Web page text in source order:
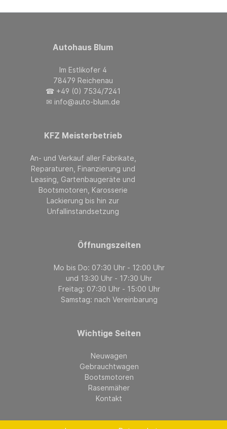
Autohaus Blum
Im Estlikofer 4
78479 Reichenau
☎ +49 (0) 7534/7241
✉ info@auto-blum.de
KFZ Meisterbetrieb
An- und Verkauf aller Fabrikate,
Reparaturen, Finanzierung und
Leasing, Gartenbaugeräte und
Bootsmotoren, Karosserie
Lackierung bis hin zur
Unfallinstandsetzung
Öffnungszeiten
Mo bis Do: 07:30 Uhr - 12:00 Uhr
und 13:30 Uhr - 17:30 Uhr
Freitag: 07:30 Uhr - 15:00 Uhr
Samstag: nach Vereinbarung
Wichtige Seiten
Neuwagen
Gebrauchtwagen
Bootsmotoren
Rasenmäher
Kontakt